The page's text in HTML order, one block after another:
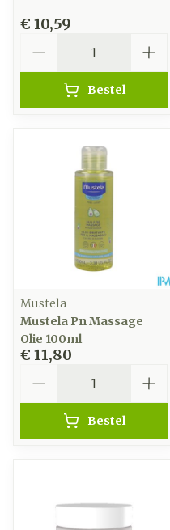
€ 10,59
Bestel
Mustela
Mustela Pn Massage
Olie 100ml
€ 11,80
Bestel